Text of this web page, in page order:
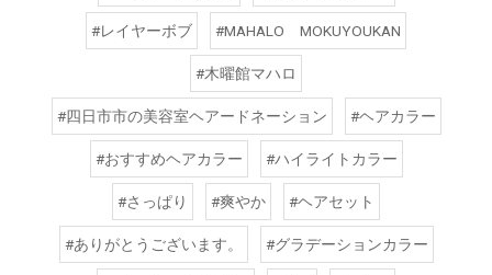
#レイヤーボブ #MAHALO MOKUYOUKAN
#木曜館マハロ
#四日市市の美容室ヘアードネーション #ヘアカラー
#おすすめヘアカラー #ハイライトカラー
#さっぱり #爽やか #ヘアセット
#ありがとうございます。 #グラデーションカラー